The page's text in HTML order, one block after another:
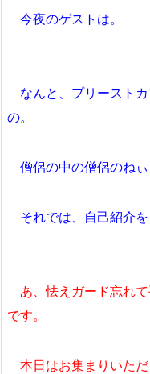
今夜のゲストは。
なんと、プリースト
の。
僧侶の中の僧侶のねぃ
それでは、自己紹介を
あ、怯えガード忘れ
です。
本日はお集まりいただ